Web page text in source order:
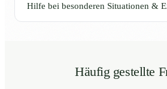
Hilfe bei besonderen Situationen &
Häufig gestellte